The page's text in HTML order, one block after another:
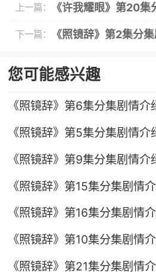
上一篇： 《许我耀眼》第20集
下一篇： 《照镜辞》第2集分
您可能感兴趣
《照镜辞》第6集分集剧情介
《照镜辞》第5集分集剧情介
《照镜辞》第9集分集剧情介
《照镜辞》第15集分集剧情
《照镜辞》第16集分集剧情
《照镜辞》第10集分集剧情
《照镜辞》第21集分集剧情